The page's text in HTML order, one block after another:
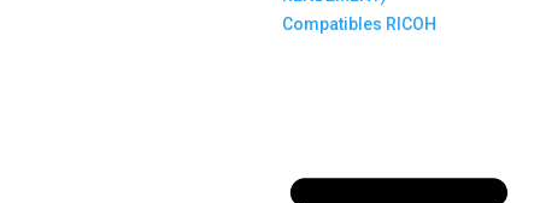
Compatibles RICOH